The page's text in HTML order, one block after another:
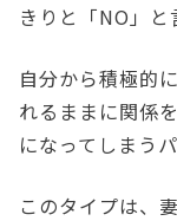
きりと「NO」と
自分から積極的
れるままに関係
になってしまうパ
このタイプは、